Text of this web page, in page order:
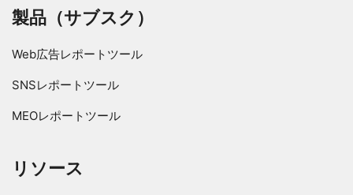
製品（サブスク）
Web広告レポートツール
SNSレポートツール
MEOレポートツール
リソース